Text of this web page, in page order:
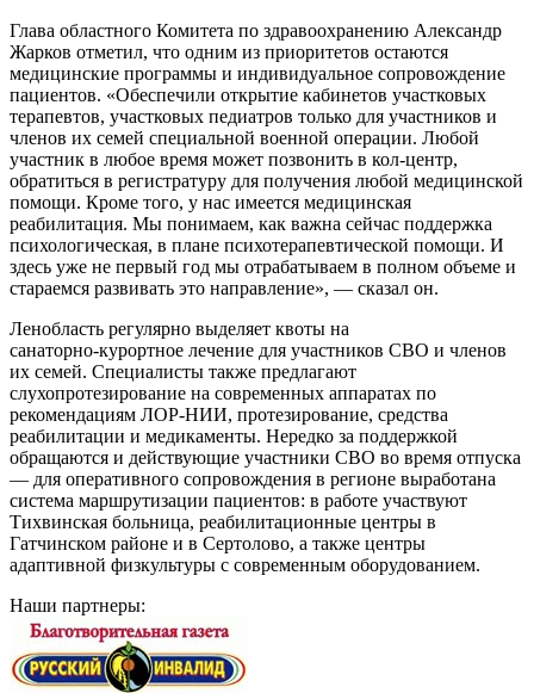
Глава областного Комитета по здравоохранению Александр
Жарков отметил, что одним из приоритетов остаются
медицинские программы и индивидуальное сопровождение
пациентов. «Обеспечили открытие кабинетов участковых
терапевтов, участковых педиатров только для участников и
членов их семей специальной военной операции. Любой
участник в любое время может позвонить в кол‑центр,
обратиться в регистратуру для получения любой медицинской
помощи. Кроме того, у нас имеется медицинская
реабилитация. Мы понимаем, как важна сейчас поддержка
психологическая, в плане психотерапевтической помощи. И
здесь уже не первый год мы отрабатываем в полном объеме и
стараемся развивать это направление», — сказал он.
Ленобласть регулярно выделяет квоты на
санаторно‑курортное лечение для участников СВО и членов
их семей. Специалисты также предлагают
слухопротезирование на современных аппаратах по
рекомендациям ЛОР‑НИИ, протезирование, средства
реабилитации и медикаменты. Нередко за поддержкой
обращаются и действующие участники СВО во время отпуска
— для оперативного сопровождения в регионе выработана
система маршрутизации пациентов: в работе участвуют
Тихвинская больница, реабилитационные центры в
Гатчинском районе и в Сертолово, а также центры
адаптивной физкультуры с современным оборудованием.
Наши партнеры: